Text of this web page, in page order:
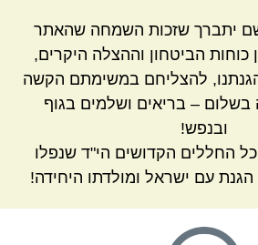
יתברך שזכות השמחה שהאתר
כוחות הביטחון וההצלה היקרים,
להצליחם במשימתם הקשה
בשלום – בריאים ושלמים בגוף
ובנפש!
כל החללים הקדושים הי"ד שנפלו
עם ישראל ומולדתו היחידה!